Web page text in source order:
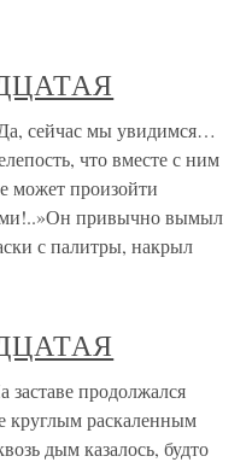
мы увидимся…
что вместе с ним
может произойти
привычно вымыл
с палитры, накрыл
продолжался
круглым раскаленным
дым казалось, будто